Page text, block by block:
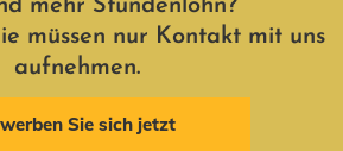
mehr Stundenlohn?
müssen nur Kontakt mit uns
aufnehmen.
Sie sich jetzt